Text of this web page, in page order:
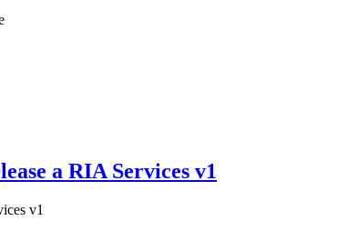
a RIA Services v1
v1